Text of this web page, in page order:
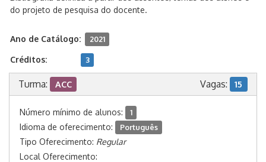
do projeto de pesquisa do docente.
Ano de Catálogo: 2021
Créditos: 3
Turma: ACC Vagas: 15
Número mínimo de alunos: 1
Idioma de oferecimento: Português
Tipo Oferecimento: Regular
Local Oferecimento: